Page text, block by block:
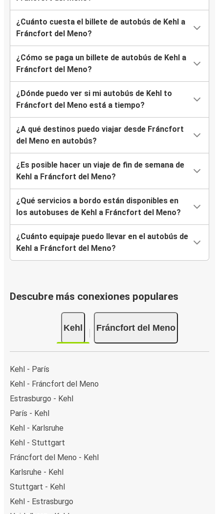
¿Cuánto cuesta el billete de autobús de Kehl a
Fráncfort del Meno?
¿Cómo se paga un billete de autobús de Kehl a
Fráncfort del Meno?
¿Dónde puedo ver si mi autobús de Kehl to
Fráncfort del Meno está a tiempo?
¿A qué destinos puedo viajar desde Fráncfort
del Meno en autobús?
¿Es posible hacer un viaje de fin de semana de
Kehl a Fráncfort del Meno?
¿Qué servicios a bordo están disponibles en
los autobuses de Kehl a Fráncfort del Meno?
¿Cuánto equipaje puedo llevar en el autobús de
Kehl a Fráncfort del Meno?
Descubre más conexiones populares
Kehl Fráncfort del Meno
Kehl - París
Kehl - Fráncfort del Meno
Estrasburgo - Kehl
París - Kehl
Kehl - Karlsruhe
Kehl - Stuttgart
Fráncfort del Meno - Kehl
Karlsruhe - Kehl
Stuttgart - Kehl
Kehl - Estrasburgo